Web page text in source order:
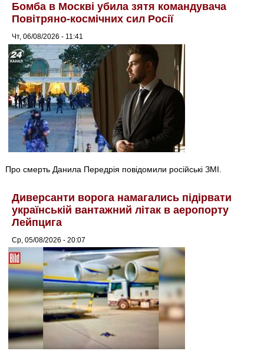
Бомба в Москві убила зятя командувача
Повітряно-космічних сил Росії
Чт, 06/08/2026 - 11:41
Про смерть Данила Передрія повідомили російські ЗМІ.
Диверсанти ворога намагались підірвати
українській вантажний літак в аеропорту
Лейпцига
Ср, 05/08/2026 - 20:07